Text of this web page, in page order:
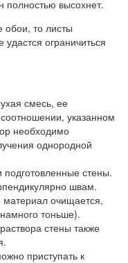
полностью высохнет.
обои, то листы
ограничиться
смесь, ее
указанном
необходимо
однородной
стены.
швам.
очищается,
тоньше).
стены также
приступать к